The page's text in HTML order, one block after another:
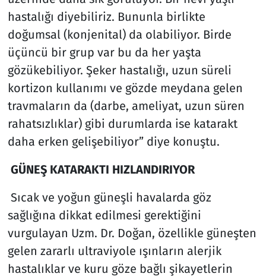
hastalığı diyebiliriz. Bununla birlikte
doğumsal (konjenital) da olabiliyor. Birde
üçüncü bir grup var bu da her yaşta
gözükebiliyor. Şeker hastalığı, uzun süreli
kortizon kullanımı ve gözde meydana gelen
travmaların da (darbe, ameliyat, uzun süren
rahatsızlıklar) gibi durumlarda ise katarakt
daha erken gelişebiliyor” diye konuştu.
GÜNEŞ KATARAKTI HIZLANDIRIYOR
Sıcak ve yoğun güneşli havalarda göz
sağlığına dikkat edilmesi gerektiğini
vurgulayan Uzm. Dr. Doğan, özellikle güneşten
gelen zararlı ultraviyole ışınların alerjik
hastalıklar ve kuru göze bağlı şikayetlerin